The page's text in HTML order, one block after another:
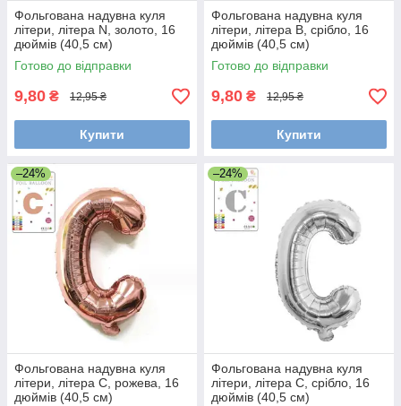
Фольгована надувна куля
літери, літера N, золото, 16
дюймів (40,5 см)
Готово до відправки
9,80 ₴ 12,95 ₴
Купити
Фольгована надувна куля
літери, літера B, срібло, 16
дюймів (40,5 см)
Готово до відправки
9,80 ₴ 12,95 ₴
Купити
–24%
Фольгована надувна куля
літери, літера C, рожева, 16
дюймів (40,5 см)
–24%
Фольгована надувна куля
літери, літера C, срібло, 16
дюймів (40,5 см)